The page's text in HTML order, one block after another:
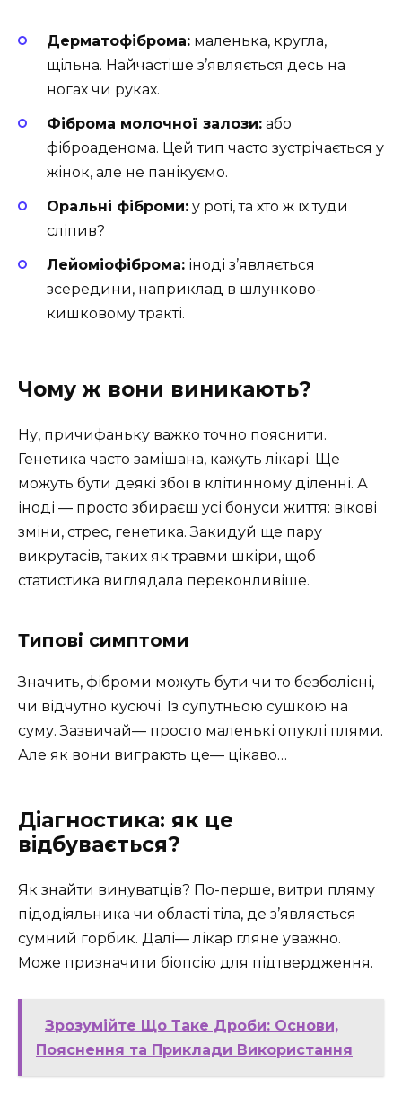
Дерматофіброма: маленька, кругла,
щільна. Найчастіше з’являється десь на
ногах чи руках.
Фіброма молочної залози: або
фіброаденома. Цей тип часто зустрічається у
жінок, але не панікуємо.
Оральні фіброми: у роті, та хто ж їх туди
сліпив?
Лейоміофіброма: іноді з’являється
зсередини, наприклад в шлунково-
кишковому тракті.
Чому ж вони виникають?
Ну, причифаньку важко точно пояснити.
Генетика часто замішана, кажуть лікарі. Ще
можуть бути деякі збої в клітинному діленні. А
іноді — просто збираєш усі бонуси життя: вікові
зміни, стрес, генетика. Закидуй ще пару
викрутасів, таких як травми шкіри, щоб
статистика виглядала переконливіше.
Типові симптоми
Значить, фіброми можуть бути чи то безболісні,
чи відчутно кусючі. Із супутньою сушкою на
суму. Зазвичай— просто маленькі опуклі плями.
Але як вони виграють це— цікаво…
Діагностика: як це
відбувається?
Як знайти винуватців? По-перше, витри пляму
підодіяльника чи області тіла, де з’являється
сумний горбик. Далі— лікар гляне уважно.
Може призначити біопсію для підтвердження.
Зрозумійте Що Таке Дроби: Основи,
Пояснення та Приклади Використання